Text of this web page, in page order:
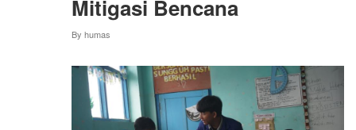
Mitigasi Bencana
By humas